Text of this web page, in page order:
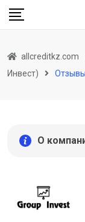
Skip
allcreditkz.com
Инвест)
Отзывы
О